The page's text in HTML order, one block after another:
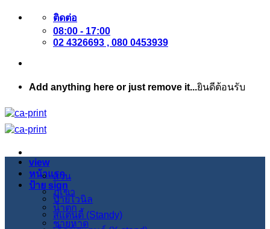
ข้าม
เนื้อหา
ติดต่อ
08:00 - 17:00
02 4326693 , 080 0453939
Add anything here or just remove it...ยินดีต้อนรับ
หน้าแรก
ป้าย sign
ป้ายไวนิล
สแตนดี้ (Standy)
view
สวน
ภูเขา
น้ำตก
ชายหาด